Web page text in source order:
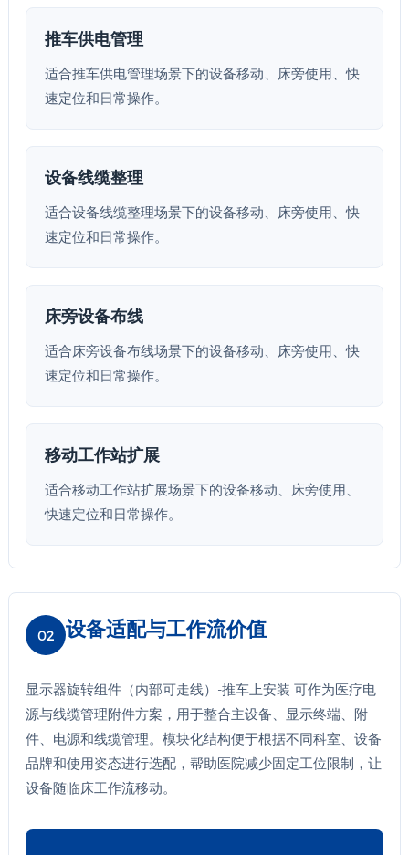
推车供电管理
适合推车供电管理场景下的设备移动、床旁使用、快
速定位和日常操作。
设备线缆整理
适合设备线缆整理场景下的设备移动、床旁使用、快
速定位和日常操作。
床旁设备布线
适合床旁设备布线场景下的设备移动、床旁使用、快
速定位和日常操作。
移动工作站扩展
适合移动工作站扩展场景下的设备移动、床旁使用、
快速定位和日常操作。
02 设备适配与工作流价值
显示器旋转组件（内部可走线）-推车上安装 可作为医疗电
源与线缆管理附件方案，用于整合主设备、显示终端、附
件、电源和线缆管理。模块化结构便于根据不同科室、设备
品牌和使用姿态进行选配，帮助医院减少固定工位限制，让
设备随临床工作流移动。